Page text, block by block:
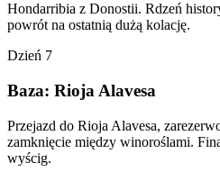
Hondarribia z Donostii. Rdzeń
powrót na ostatnią dużą kolację.
Dzień 7
Baza: Rioja Alavesa
Przejazd do Rioja Alavesa,
zamknięcie między winoroślami.
wyścig.